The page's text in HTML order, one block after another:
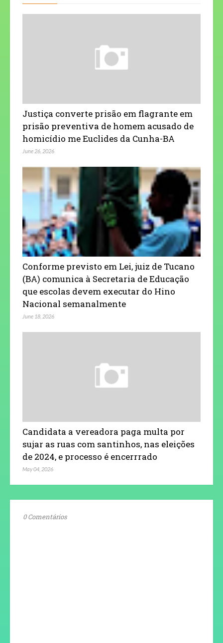
Justiça converte prisão em flagrante em
prisão preventiva de homem acusado de
homicídio me Euclides da Cunha-BA
June 26, 2026
Conforme previsto em Lei, juiz de Tucano
(BA) comunica à Secretaria de Educação
que escolas devem executar do Hino
Nacional semanalmente
June 18, 2026
Candidata a vereadora paga multa por
sujar as ruas com santinhos, nas eleições
de 2024, e processo é encerrrado
May 04, 2026
0 Comentários